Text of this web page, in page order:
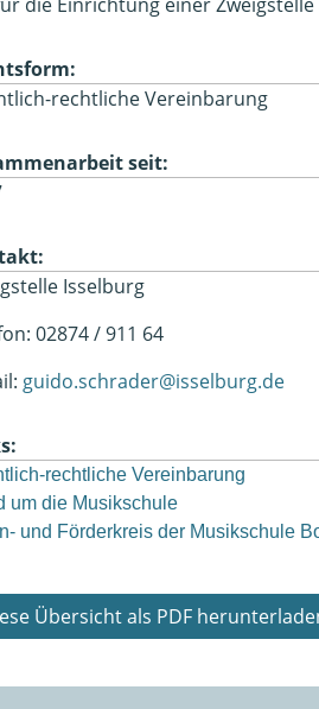
rechtliche Vereinbarung
seit:
Isselburg
02874 / 911 64
guido.schrader@isselburg.de
rechtliche Vereinbarung
um die Musikschule
und Förderkreis der Musikschule
Übersicht als PDF